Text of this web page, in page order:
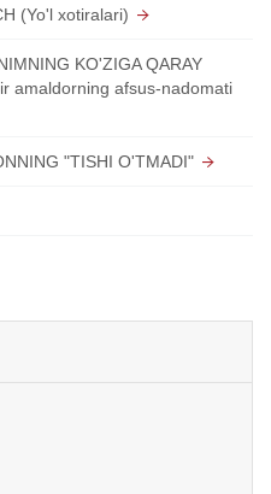
(Yo'l xotiralari)
KO'ZIGA QARAY
amaldorning afsus-nadomati
"TISHI O'TMADI"